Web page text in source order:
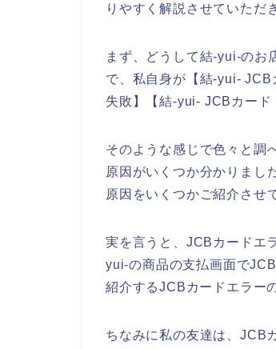
りやすく解説させていただ
まず、どうして結-yui-のお
で、私自身が【結-yui-
失敗】【結-yui- JCBカー
そのような感じで色々と調
原因がいくつか分かりまし
原因をいくつかご紹介させ
実を言うと、JCBカードエ
yui-の商品の支払画面で
紹介するJCBカードエラー
ちなみに私の友達は、JCB